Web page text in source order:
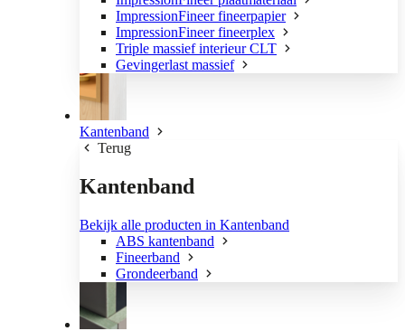
ImpressionFineer fineerpapier
ImpressionFineer fineerplex
Triple massief interieur CLT
Gevingerlast massief
Kantenband
Terug
Kantenband
Bekijk alle producten in Kantenband
ABS kantenband
Fineerband
Grondeerband